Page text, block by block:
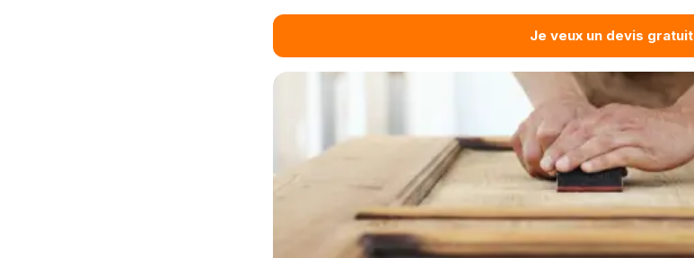
Je veux un devis gratuit